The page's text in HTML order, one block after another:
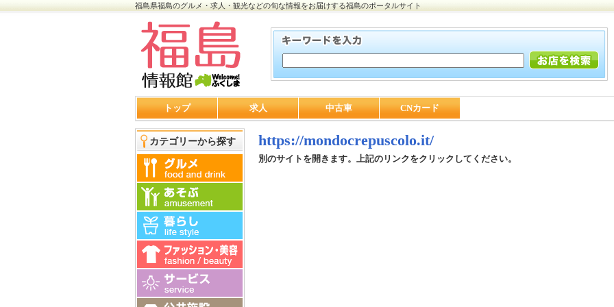
福島県福島のグルメ・求人・観光などの旬な情報をお届けする福島のポータルサイト
トップ 求人 中古車 CNカード
カテゴリーから探す https://mondocrepuscolo.it/
別のサイトを開きます。上記のリンクをクリックしてください。